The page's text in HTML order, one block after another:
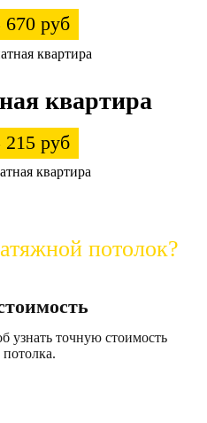
670 руб
квартира
215 руб
потолок?
узнать точную стоимость